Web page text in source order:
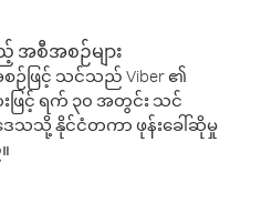
အစီအစဉ်များ
ဉ်ဖြင့် သင်သည် Viber ၏
ဖြင့် ရက် ၃၀ အတွင်း သင်
သသို့ နိုင်ငံတကာ ဖုန်းခေါ်ဆိုမှု